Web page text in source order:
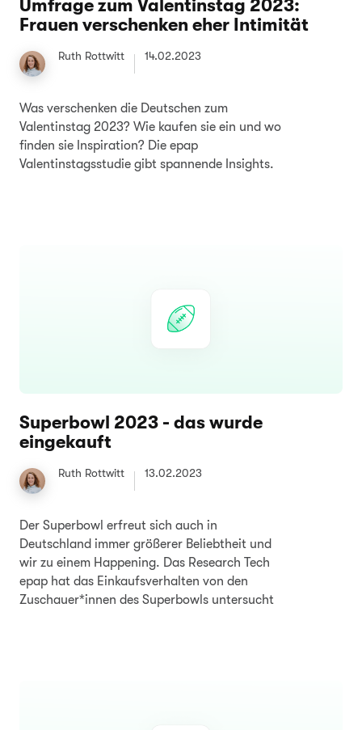
Umfrage zum Valentinstag 2023:
Frauen verschenken eher Intimität
Ruth Rottwitt 14.02.2023
Was verschenken die Deutschen zum
Valentinstag 2023? Wie kaufen sie ein und wo
finden sie Inspiration? Die epap
Valentinstagsstudie gibt spannende Insights.
Superbowl 2023 - das wurde
eingekauft
Ruth Rottwitt 13.02.2023
Der Superbowl erfreut sich auch in
Deutschland immer größerer Beliebtheit und
wir zu einem Happening. Das Research Tech
epap hat das Einkaufsverhalten von den
Zuschauer*innen des Superbowls untersucht